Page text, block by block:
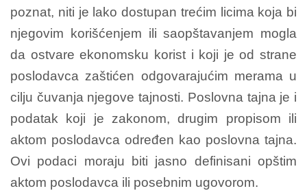
poznat, niti je lako dostupan trećim licima koja bi
njegovim korišćenjem ili saopštavanjem mogla
da ostvare ekonomsku korist i koji je od strane
poslodavca zaštićen odgovarajućim merama u
cilju čuvanja njegove tajnosti. Poslovna tajna je i
podatak koji je zakonom, drugim propisom ili
aktom poslodavca određen kao poslovna tajna.
Ovi podaci moraju biti jasno definisani opštim
aktom poslodavca ili posebnim ugovorom.